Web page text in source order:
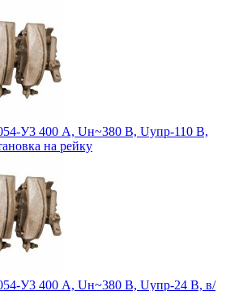
У3 400 А, Uн~380 В, Uупр-110 В,
на рейку
У3 400 А, Uн~380 В, Uупр-24 В, в/